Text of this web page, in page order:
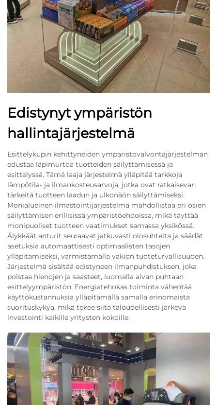
Edistynyt ympäristön
hallintajärjestelmä
Esittelykupin kehittyneiden ympäristövalvontajärjestelmän
edustaa läpimurtoa tuotteiden säilyttämisessä ja
esittelyssä. Tämä laaja järjestelmä ylläpitää tarkkoja
lämpötila- ja ilmankosteusarvoja, jotka ovat ratkaisevan
tärkeitä tuotteen laadun ja ulkonäön säilyttämiseksi.
Monialueinen ilmastointijärjestelmä mahdollistaa eri osien
säilyttämisen erillisissä ympäristöehdoissa, mikä täyttää
monipuoliset tuotteen vaatimukset samassa yksikössä.
Älykkäät anturit seuraavat jatkuvasti olosuhteita ja säädät
asetuksia automaattisesti optimaalisten tasojen
ylläpitämiseksi, varmistamalla vakion tuoteturvallisuuden.
Järjestelmä sisältää edistyneen ilmanpuhdistuksen, joka
poistaa hienojen ja saasteet, luomalla aivan puhtaan
esittelyympäristön. Energiatehokas toiminta vähentää
käyttökustannuksia ylläpitämällä samalla erinomaista
suorituskykyä, mikä tekee siitä taloudellisesti järkevä
investointi kaikille yritysten kokoille.